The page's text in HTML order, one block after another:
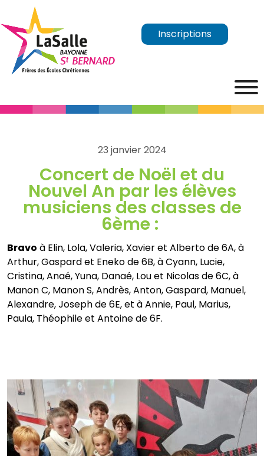
Inscriptions
23 janvier 2024
Concert de Noël et du
Nouvel An par les élèves
musiciens des classes de
6ème :
Bravo à Elin, Lola, Valeria, Xavier et Alberto de 6A, à
Arthur, Gaspard et Eneko de 6B, à Cyann, Lucie,
Cristina, Anaé, Yuna, Danaé, Lou et Nicolas de 6C, à
Manon C, Manon S, Andrès, Anton, Gaspard, Manuel,
Alexandre, Joseph de 6E, et à Annie, Paul, Marius,
Paula, Théophile et Antoine de 6F.